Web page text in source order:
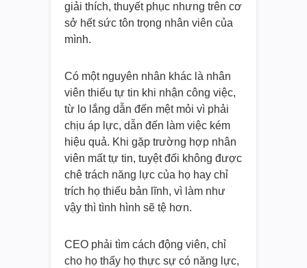
giải thích, thuyết phục nhưng trên cơ
sở hết sức tôn trọng nhân viên của
mình.
Có một nguyên nhân khác là nhân
viên thiếu tự tin khi nhận công việc,
từ lo lắng dẫn đến mệt mỏi vì phải
chịu áp lực, dẫn đến làm việc kém
hiệu quả. Khi gặp trường hợp nhân
viên mất tự tin, tuyệt đối không được
chê trách năng lực của họ hay chỉ
trích họ thiếu bản lĩnh, vì làm như
vậy thì tình hình sẽ tệ hơn.
CEO phải tìm cách động viên, chỉ
cho họ thấy họ thực sự có năng lực,